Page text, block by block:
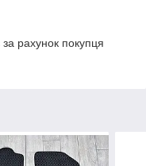
рахунок покупця